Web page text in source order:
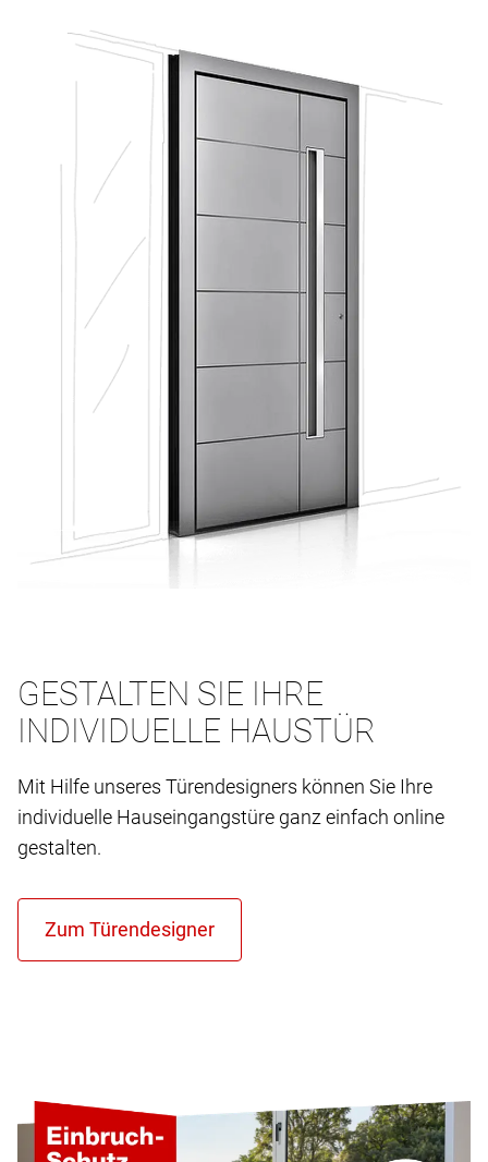
GESTALTEN SIE IHRE
INDIVIDUELLE HAUSTÜR
Mit Hilfe unseres Türendesigners können Sie Ihre
individuelle Hauseingangstüre ganz einfach online
gestalten.